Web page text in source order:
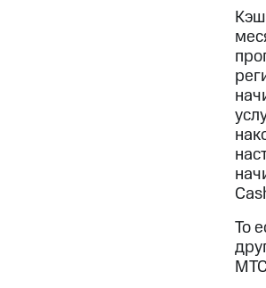
Скидки до 40%
при покупке со
То